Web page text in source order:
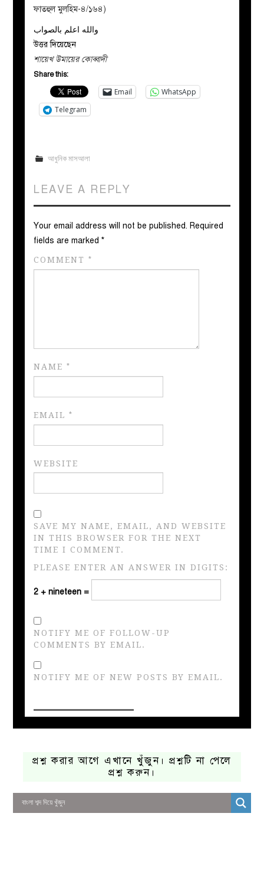
ফাতহুল মুলহিম-৪/১৬৪)
والله اعلم بالصواب
উত্তর দিয়েছেন
শায়েখ উমায়ের কোব্বাদী
Share this:
Email
WhatsApp
Telegram
আধুনিক মাসআলা
LEAVE A REPLY
Your email address will not be published. Required
fields are marked*
COMMENT*
NAME*
EMAIL*
WEBSITE
SAVE MY NAME, EMAIL, AND WEBSITE
IN THIS BROWSER FOR THE NEXT
TIME I COMMENT.
PLEASE ENTER AN ANSWER IN DIGITS:
2 + nineteen =
NOTIFY ME OF FOLLOW-UP
COMMENTS BY EMAIL.
NOTIFY ME OF NEW POSTS BY EMAIL.
প্রশ্ন করার আগে এখানে খুঁজুন। প্রশ্নটি না পেলে
প্রশ্ন করুন।